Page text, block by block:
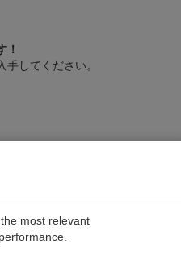
！
してください。
most relevant